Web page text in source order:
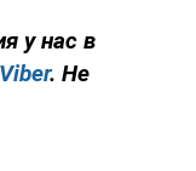
у нас в
Viber. Не